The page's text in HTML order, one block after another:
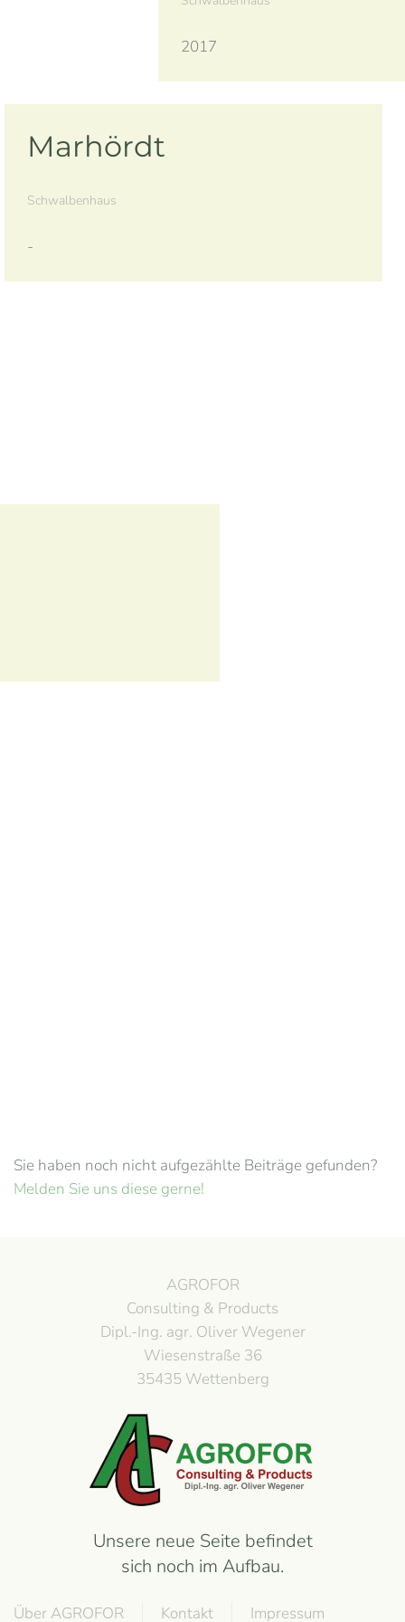
2017
Marhördt
Schwalbenhaus
-
Sie haben noch nicht aufgezählte Beiträge gefunden?
Melden Sie uns diese gerne!
AGROFOR
Consulting & Products
Dipl.-Ing. agr. Oliver Wegener
Wiesenstraße 36
35435 Wettenberg
Unsere neue Seite befindet
sich noch im Aufbau.
Über AGROFOR Kontakt Impressum